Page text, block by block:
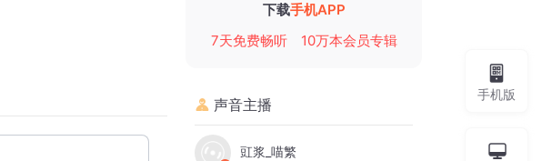
下载手机APP
7天免费畅听
10万本会员专辑
声音主播
豇浆_喵繁
手机版